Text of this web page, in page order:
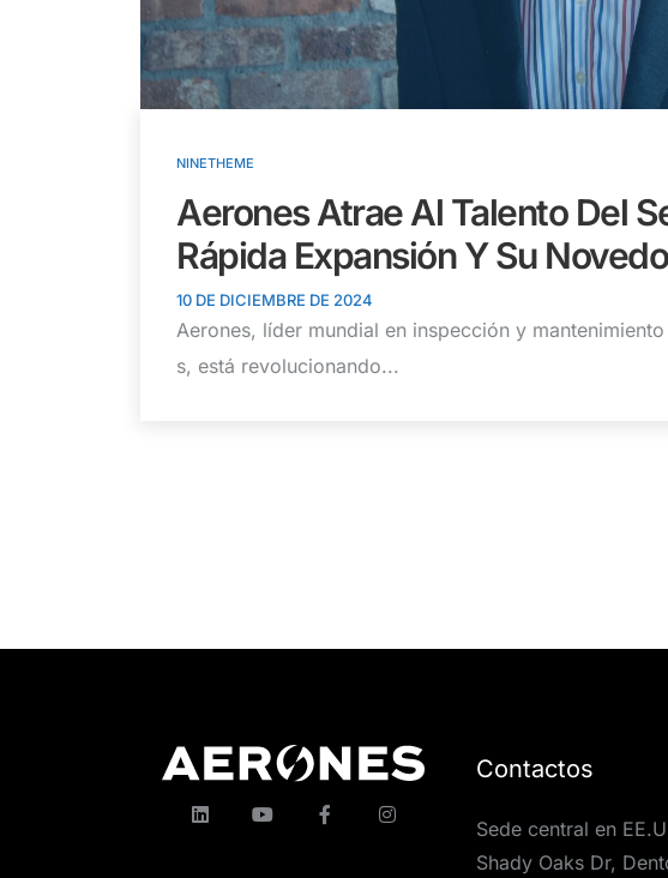
NINETHEME
Aerones Atrae Al Talento Del
Rápida Expansión Y Su
10 DE DICIEMBRE DE 2024
Aerones, líder mundial en inspección y
s, está revolucionando...
Contactos
Sede central en
Shady Oaks Dr,